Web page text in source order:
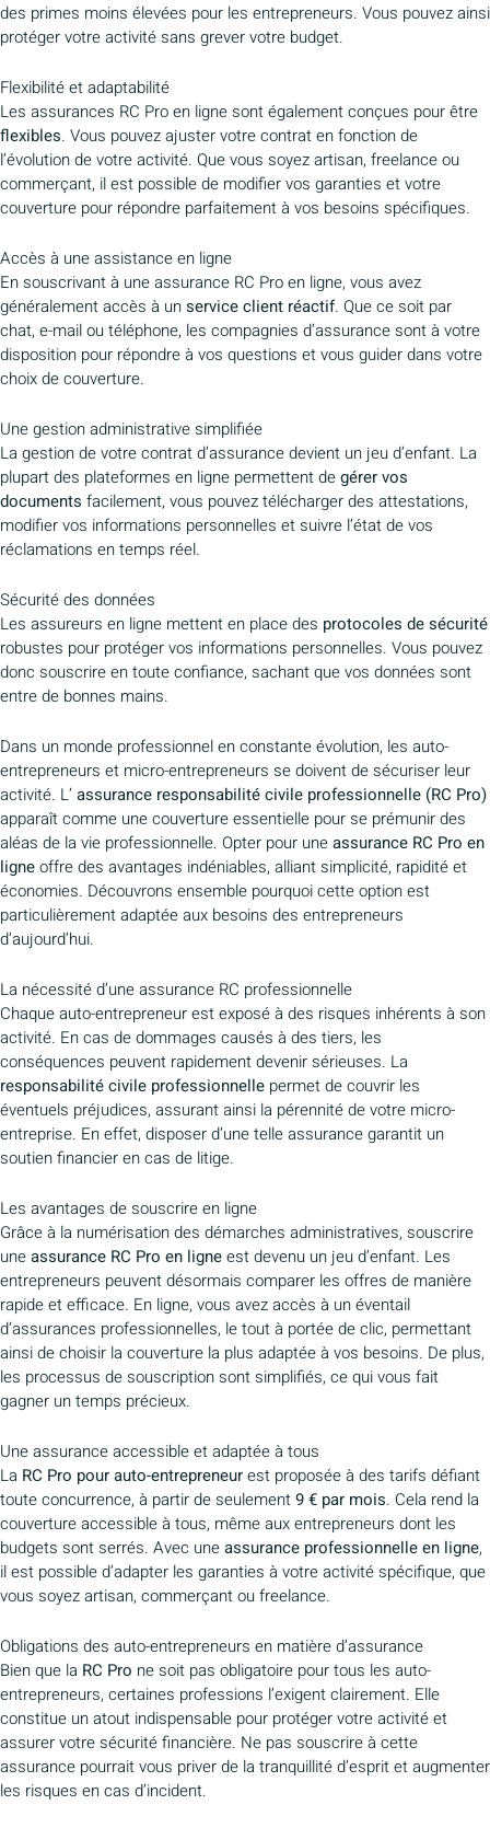
des primes moins élevées pour les entrepreneurs. Vous pouvez ainsi
protéger votre activité sans grever votre budget.
Flexibilité et adaptabilité
Les assurances RC Pro en ligne sont également conçues pour être
flexibles. Vous pouvez ajuster votre contrat en fonction de
l’évolution de votre activité. Que vous soyez artisan, freelance ou
commerçant, il est possible de modifier vos garanties et votre
couverture pour répondre parfaitement à vos besoins spécifiques.
Accès à une assistance en ligne
En souscrivant à une assurance RC Pro en ligne, vous avez
généralement accès à unservice client réactif. Que ce soit par
chat, e-mail ou téléphone, les compagnies d’assurance sont à votre
disposition pour répondre à vos questions et vous guider dans votre
choix de couverture.
Une gestion administrative simplifiée
La gestion de votre contrat d’assurance devient un jeu d’enfant. La
plupart des plateformes en ligne permettent degérer vos
documents facilement, vous pouvez télécharger des attestations,
modifier vos informations personnelles et suivre l’état de vos
réclamations en temps réel.
Sécurité des données
Les assureurs en ligne mettent en place des protocoles de sécurité
robustes pour protéger vos informations personnelles. Vous pouvez
donc souscrire en toute confiance, sachant que vos données sont
entre de bonnes mains.
Dans un monde professionnel en constante évolution, les auto-
entrepreneurs et micro-entrepreneurs se doivent de sécuriser leur
activité. L’assurance responsabilité civile professionnelle (RC Pro)
apparaît comme une couverture essentielle pour se prémunir des
aléas de la vie professionnelle. Opter pour uneassurance RC Pro en
ligneoffre des avantages indéniables, alliant simplicité, rapidité et
économies. Découvrons ensemble pourquoi cette option est
particulièrement adaptée aux besoins des entrepreneurs
d’aujourd’hui.
La nécessité d’une assurance RC professionnelle
Chaque auto-entrepreneur est exposé à des risques inhérents à son
activité. En cas de dommages causés à des tiers, les
conséquences peuvent rapidement devenir sérieuses. La
responsabilité civile professionnelle permet de couvrir les
éventuels préjudices, assurant ainsi la pérennité de votre micro-
entreprise. En effet, disposer d’une telle assurance garantit un
soutien financier en cas de litige.
Les avantages de souscrire en ligne
Grâce à la numérisation des démarches administratives, souscrire
uneassurance RC Pro en ligneest devenu un jeu d’enfant. Les
entrepreneurs peuvent désormais comparer les offres de manière
rapide et efficace. En ligne, vous avez accès à un éventail
d’assurances professionnelles, le tout à portée de clic, permettant
ainsi de choisir la couverture la plus adaptée à vos besoins. De plus,
les processus de souscription sont simplifiés, ce qui vous fait
gagner un temps précieux.
Une assurance accessible et adaptée à tous
La RC Pro pour auto-entrepreneurest proposée à des tarifs défiant
toute concurrence, à partir de seulement9 € par mois. Cela rend la
couverture accessible à tous, même aux entrepreneurs dont les
budgets sont serrés. Avec uneassurance professionnelle en ligne,
il est possible d’adapter les garanties à votre activité spécifique, que
vous soyez artisan, commerçant ou freelance.
Obligations des auto-entrepreneurs en matière d’assurance
Bien que la RC Pro ne soit pas obligatoire pour tous les auto-
entrepreneurs, certaines professions l’exigent clairement. Elle
constitue un atout indispensable pour protéger votre activité et
assurer votre sécurité financière. Ne pas souscrire à cette
assurance pourrait vous priver de la tranquillité d’esprit et augmenter
les risques en cas d’incident.